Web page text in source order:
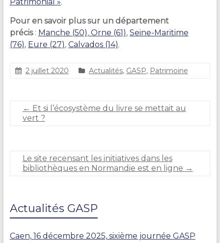
Pour en savoir plus sur un département
précis: Manche (50),Orne (61), Seine-Maritime
(76), Eure (27), Calvados (14).
2 juillet 2020 Actualités, GASP, Patrimoine
← Et si l’écosystème du livre se mettait au
vert ?
Le site recensant les initiatives dans les
bibliothèques en Normandie est en ligne →
Actualités GASP
Caen, 16 décembre 2025, sixième journée GASP